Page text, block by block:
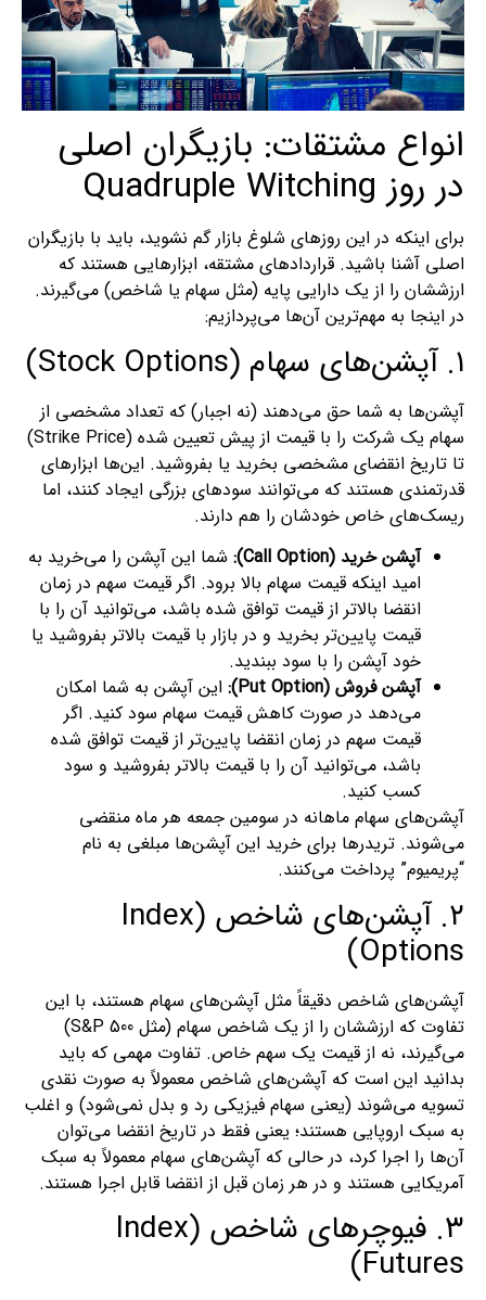
انواع مشتقات: بازیگران اصلی
در روز Quadruple Witching
برای اینکه در این روزهای شلوغ بازار گم نشوید، باید با بازیگران
اصلی آشنا باشید. قراردادهای مشتقه، ابزارهایی هستند که
ارزششان را از یک دارایی پایه (مثل سهام یا شاخص) می‌گیرند.
در اینجا به مهم‌ترین آن‌ها می‌پردازیم:
۱. آپشن‌های سهام (Stock Options)
آپشن‌ها به شما حق می‌دهند (نه اجبار) که تعداد مشخصی از
سهام یک شرکت را با قیمت از پیش تعیین شده (Strike Price)
تا تاریخ انقضای مشخصی بخرید یا بفروشید. این‌ها ابزارهای
قدرتمندی هستند که می‌توانند سودهای بزرگی ایجاد کنند، اما
ریسک‌های خاص خودشان را هم دارند.
آپشن خرید (Call Option):
شما این آپشن را می‌خرید به
امید اینکه قیمت سهام بالا برود. اگر قیمت سهم در زمان
انقضا بالاتر از قیمت توافق شده باشد، می‌توانید آن را با
قیمت پایین‌تر بخرید و در بازار با قیمت بالاتر بفروشید یا
خود آپشن را با سود ببندید.
آپشن فروش (Put Option):
این آپشن به شما امکان
می‌دهد در صورت کاهش قیمت سهام سود کنید. اگر
قیمت سهم در زمان انقضا پایین‌تر از قیمت توافق شده
باشد، می‌توانید آن را با قیمت بالاتر بفروشید و سود
کسب کنید.
آپشن‌های سهام ماهانه در سومین جمعه هر ماه منقضی
می‌شوند. تریدرها برای خرید این آپشن‌ها مبلغی به نام
“پریمیوم” پرداخت می‌کنند.
۲. آپشن‌های شاخص (Index
Options)
آپشن‌های شاخص دقیقاً مثل آپشن‌های سهام هستند، با این
تفاوت که ارزششان را از یک شاخص سهام (مثل S&P 500)
می‌گیرند، نه از قیمت یک سهم خاص. تفاوت مهمی که باید
بدانید این است که آپشن‌های شاخص معمولاً به صورت نقدی
تسویه می‌شوند (یعنی سهام فیزیکی رد و بدل نمی‌شود) و اغلب
به سبک اروپایی هستند؛ یعنی فقط در تاریخ انقضا می‌توان
آن‌ها را اجرا کرد، در حالی که آپشن‌های سهام معمولاً به سبک
آمریکایی هستند و در هر زمان قبل از انقضا قابل اجرا هستند.
۳. فیوچرهای شاخص (Index
Futures)